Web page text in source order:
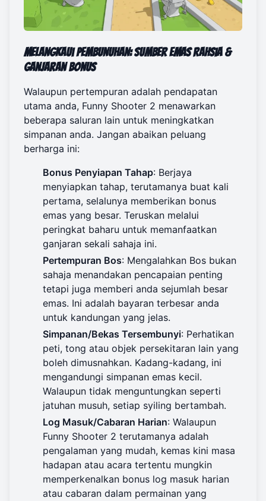
Melangkaui Pembunuhan: Sumber Emas Rahsia &
Ganjaran Bonus
Walaupun pertempuran adalah pendapatan
utama anda, Funny Shooter 2 menawarkan
beberapa saluran lain untuk meningkatkan
simpanan anda. Jangan abaikan peluang
berharga ini:
Bonus Penyiapan Tahap: Berjaya
menyiapkan tahap, terutamanya buat kali
pertama, selalunya memberikan bonus
emas yang besar. Teruskan melalui
peringkat baharu untuk memanfaatkan
ganjaran sekali sahaja ini.
Pertempuran Bos: Mengalahkan Bos bukan
sahaja menandakan pencapaian penting
tetapi juga memberi anda sejumlah besar
emas. Ini adalah bayaran terbesar anda
untuk kandungan yang jelas.
Simpanan/Bekas Tersembunyi: Perhatikan
peti, tong atau objek persekitaran lain yang
boleh dimusnahkan. Kadang-kadang, ini
mengandungi simpanan emas kecil.
Walaupun tidak menguntungkan seperti
jatuhan musuh, setiap syiling bertambah.
Log Masuk/Cabaran Harian: Walaupun
Funny Shooter 2 terutamanya adalah
pengalaman yang mudah, kemas kini masa
hadapan atau acara tertentu mungkin
memperkenalkan bonus log masuk harian
atau cabaran dalam permainan yang